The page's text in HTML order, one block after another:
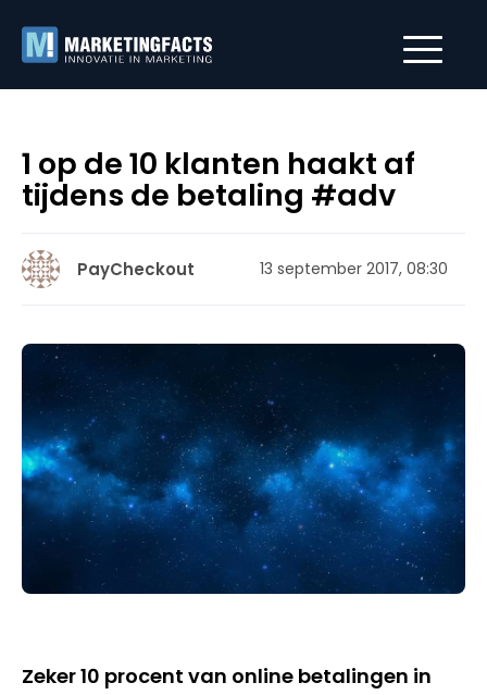
1 op de 10 klanten haakt af
tijdens de betaling #adv
PayCheckout 13 september 2017, 08:30
Zeker 10 procent van online betalingen in